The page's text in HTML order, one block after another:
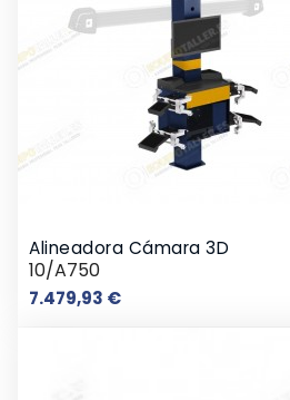
Alineadora Cámara 3D
10/A750
7.479,93 €Precio